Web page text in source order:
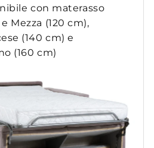
con materasso
Mezza (120 cm),
(140 cm) e
(160 cm)